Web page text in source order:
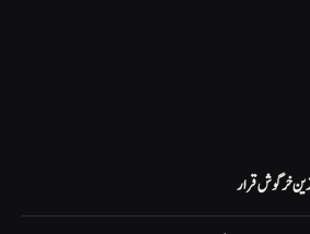
ترین خرگوش قرار